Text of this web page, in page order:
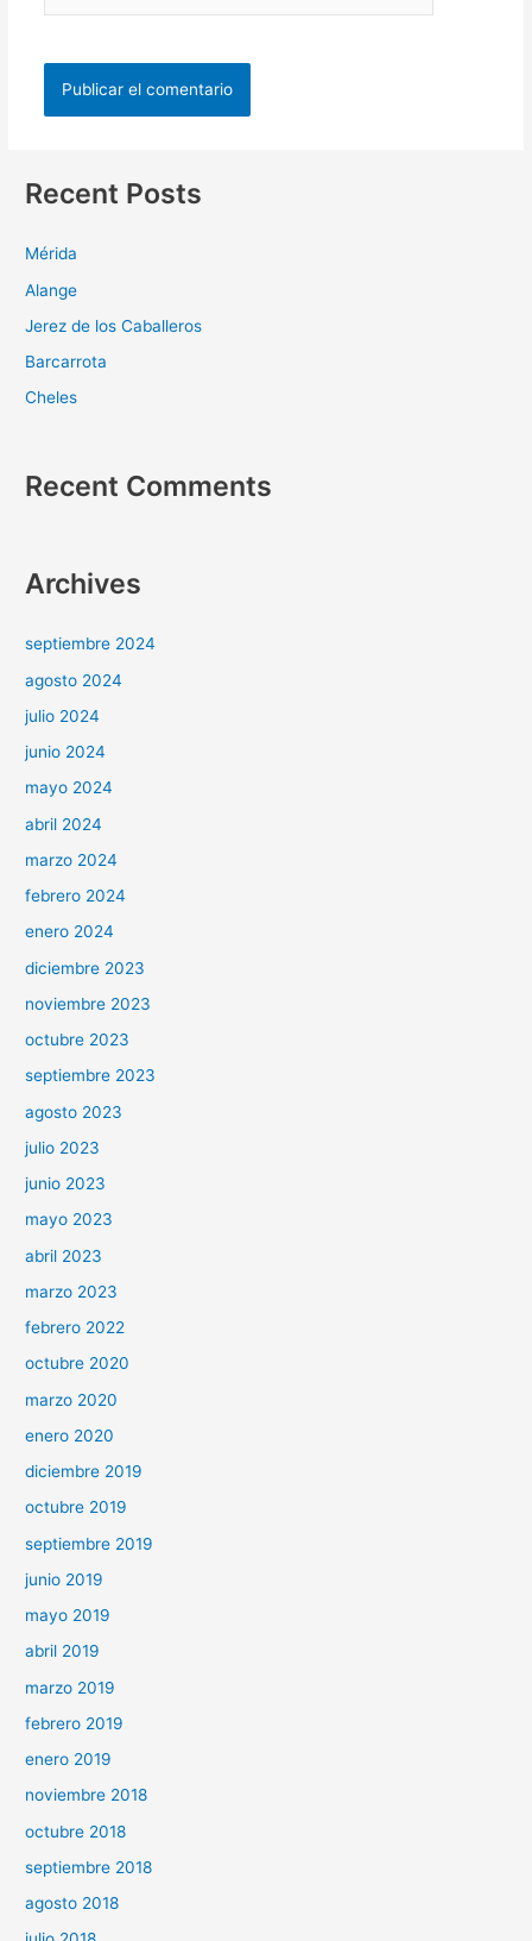
Recent Posts
Mérida
Alange
Jerez de los Caballeros
Barcarrota
Cheles
Recent Comments
Archives
septiembre 2024
agosto 2024
julio 2024
junio 2024
mayo 2024
abril 2024
marzo 2024
febrero 2024
enero 2024
diciembre 2023
noviembre 2023
octubre 2023
septiembre 2023
agosto 2023
julio 2023
junio 2023
mayo 2023
abril 2023
marzo 2023
febrero 2022
octubre 2020
marzo 2020
enero 2020
diciembre 2019
octubre 2019
septiembre 2019
junio 2019
mayo 2019
abril 2019
marzo 2019
febrero 2019
enero 2019
noviembre 2018
octubre 2018
septiembre 2018
agosto 2018